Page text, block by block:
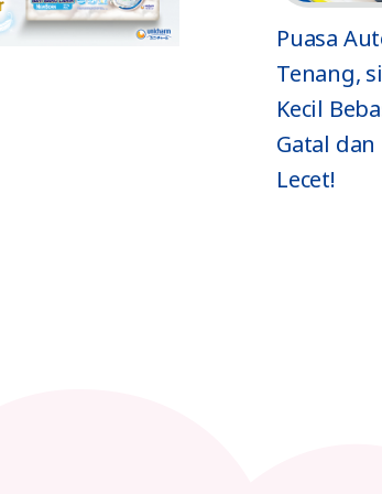
No More
Puasa
Tenang, si
Kecil
Gatal dan
Lecet!